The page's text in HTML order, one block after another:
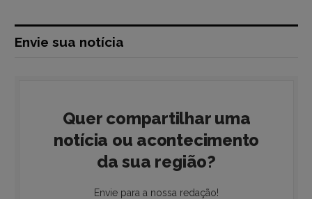
Envie sua notícia
Quer compartilhar uma
notícia ou acontecimento
da sua região?
Envie para a nossa redação!